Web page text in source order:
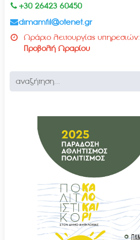
+30 26423 60450
dimamfil@otenet.gr
Ωράριο λειτουργίας υπηρεσιών:
Προβολή Ωραρίου